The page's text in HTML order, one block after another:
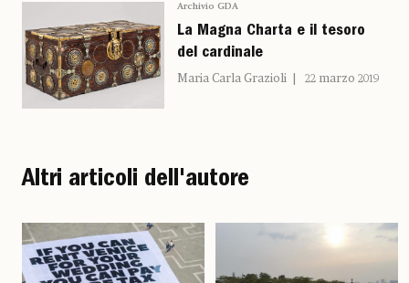
Archivio GDA
La Magna Charta e il tesoro
del cardinale
Maria Carla Grazioli 22 marzo 2019
Altri articoli dell'autore